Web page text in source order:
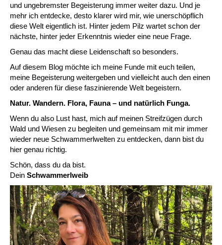
und ungebremster Begeisterung immer weiter dazu. Und je
mehr ich entdecke, desto klarer wird mir, wie unerschöpflich
diese Welt eigentlich ist. Hinter jedem Pilz wartet schon der
nächste, hinter jeder Erkenntnis wieder eine neue Frage.
Genau das macht diese Leidenschaft so besonders.
Auf diesem Blog möchte ich meine Funde mit euch teilen,
meine Begeisterung weitergeben und vielleicht auch den einen
oder anderen für diese faszinierende Welt begeistern.
Natur. Wandern. Flora, Fauna – und natürlich Funga.
Wenn du also Lust hast, mich auf meinen Streifzügen durch
Wald und Wiesen zu begleiten und gemeinsam mit mir immer
wieder neue Schwammerlwelten zu entdecken, dann bist du
hier genau richtig.
Schön, dass du da bist.
Dein Schwammerlweib